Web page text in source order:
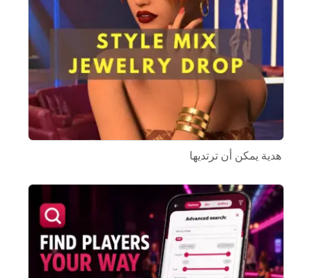
هدية يمكن أن ترتديها